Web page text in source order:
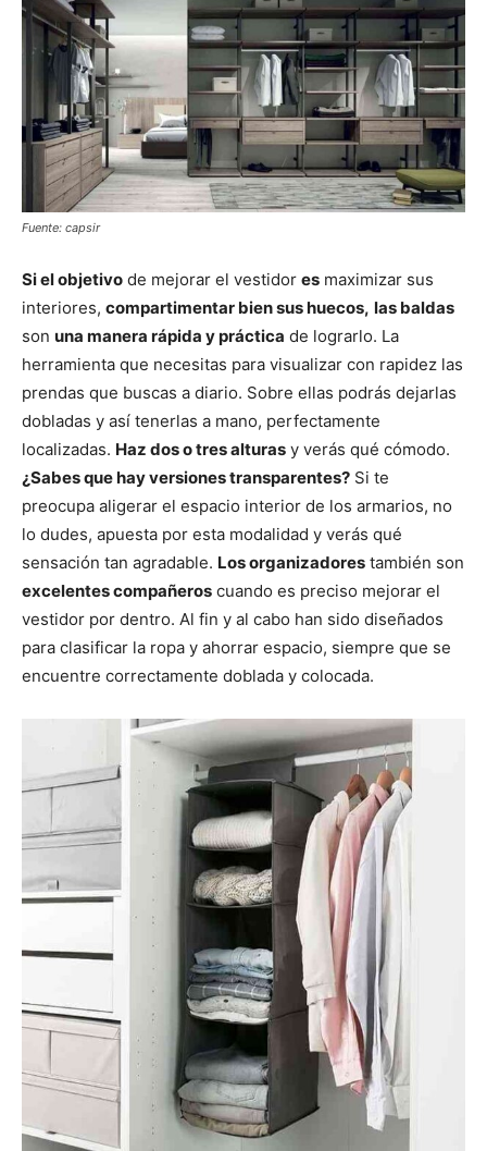
Fuente: capsir
Si el objetivo de mejorar el vestidor es maximizar sus
interiores, compartimentar bien sus huecos, las baldas
son una manera rápida y práctica de lograrlo. La
herramienta que necesitas para visualizar con rapidez las
prendas que buscas a diario. Sobre ellas podrás dejarlas
dobladas y así tenerlas a mano, perfectamente
localizadas. Haz dos o tres alturas y verás qué cómodo.
¿Sabes que hay versiones transparentes? Si te
preocupa aligerar el espacio interior de los armarios, no
lo dudes, apuesta por esta modalidad y verás qué
sensación tan agradable. Los organizadores también son
excelentes compañeros cuando es preciso mejorar el
vestidor por dentro. Al fin y al cabo han sido diseñados
para clasificar la ropa y ahorrar espacio, siempre que se
encuentre correctamente doblada y colocada.